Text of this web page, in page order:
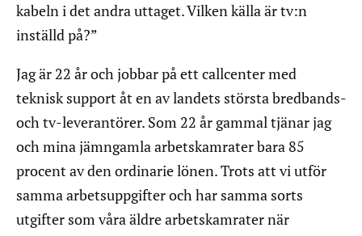
kabeln i det andra uttaget. Vilken källa är tv:n
inställd på?”
Jag är 22 år och jobbar på ett callcenter med
teknisk support åt en av landets största bredbands-
och tv-leverantörer. Som 22 år gammal tjänar jag
och mina jämngamla arbetskamrater bara 85
procent av den ordinarie lönen. Trots att vi utför
samma arbetsuppgifter och har samma sorts
utgifter som våra äldre arbetskamrater när